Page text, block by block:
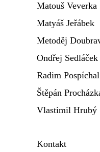
Matouš Veverka
Matyáš Jeřábek
Metoděj
Ondřej Sedláček
Radim Pospíchal
Štěpán
Vlastimil Hrubý
Kontakt